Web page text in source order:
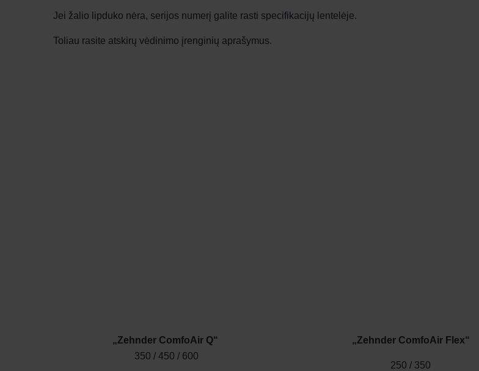
Jei žalio lipduko nėra, serijos numerį galite rasti specifikacijų lentelėje.
Toliau rasite atskirų vėdinimo įrenginių aprašymus.
„Zehnder ComfoAir Q“
350 / 450 / 600
„Zehnder ComfoAir Flex“
250 / 350